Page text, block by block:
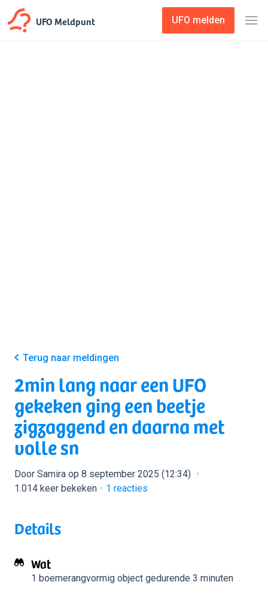
UFO Meldpunt UFO melden
Terug naar meldingen
2min lang naar een UFO
gekeken ging een beetje
zigzaggend en daarna met
volle sn
Door Samira op 8 september 2025 (12:34)
1.014 keer bekeken
1 reacties
Details
Wat
1 boemerangvormig object gedurende 3 minuten